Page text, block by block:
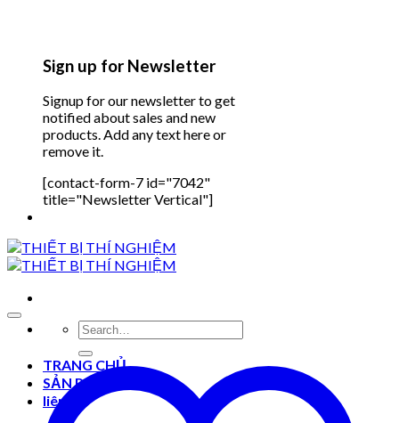
Sign up for Newsletter
Signup for our newsletter to get
notified about sales and new
products. Add any text here or
remove it.
[contact-form-7 id="7042"
title="Newsletter Vertical"]
Search
for:
TRANG CHỦ
SẢN PHẨM
liên hệ